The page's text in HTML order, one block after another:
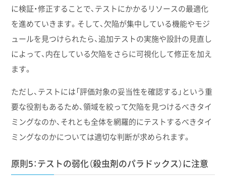
に検証・修正することで、テストにかかるリソースの最適化
を進めていきます。そして、欠陥が集中している機能やモジ
ュールを見つけられたら、追加テストの実施や設計の見直し
によって、内在している欠陥をさらに可視化して修正を加え
ます。
ただし、テストには「評価対象の妥当性を確認する」という重
要な役割もあるため、領域を絞って欠陥を見つけるべきタイ
ミングなのか、それとも全体を網羅的にテストするべきタイ
ミングなのかについては適切な判断が求められます。
原則5：テストの弱化（殺虫剤のパラドックス）に注意